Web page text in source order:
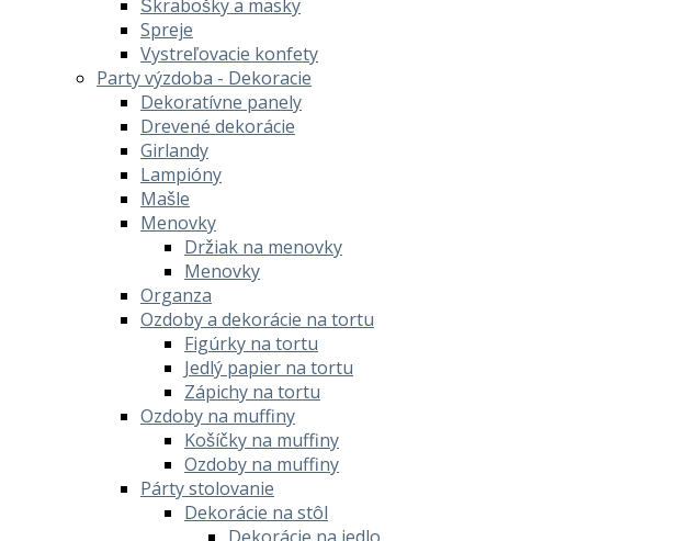
Škrabošky a masky
Spreje
Vystreľovacie konfety
Party výzdoba - Dekoracie
Dekoratívne panely
Drevené dekorácie
Girlandy
Lampióny
Mašle
Menovky
Držiak na menovky
Menovky
Organza
Ozdoby a dekorácie na tortu
Figúrky na tortu
Jedlý papier na tortu
Zápichy na tortu
Ozdoby na muffiny
Košíčky na muffiny
Ozdoby na muffiny
Párty stolovanie
Dekorácie na stôl